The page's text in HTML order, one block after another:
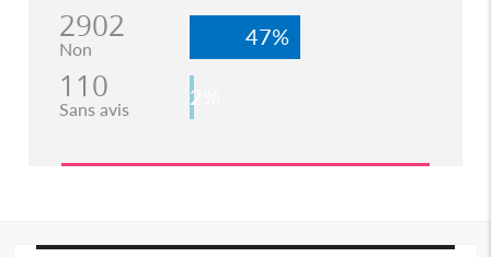
2902
Non 47%
110
Sans avis 2%